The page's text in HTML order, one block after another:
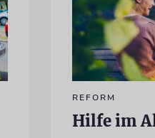
REFORM
Hilfe im